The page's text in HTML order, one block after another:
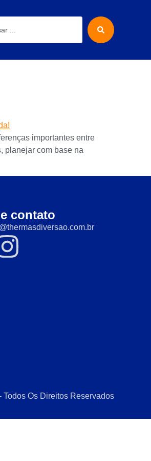
importantes entre
planejar com base na
contato
Os Direitos Reservados